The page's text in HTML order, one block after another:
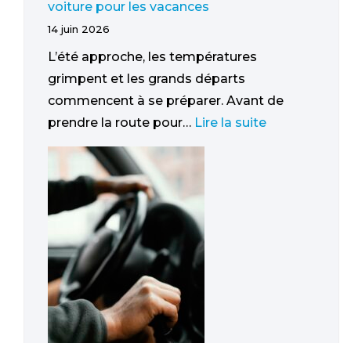
voiture pour les vacances
14 juin 2026
L’été approche, les températures
grimpent et les grands départs
commencent à se préparer. Avant de
prendre la route pour… Lire la suite